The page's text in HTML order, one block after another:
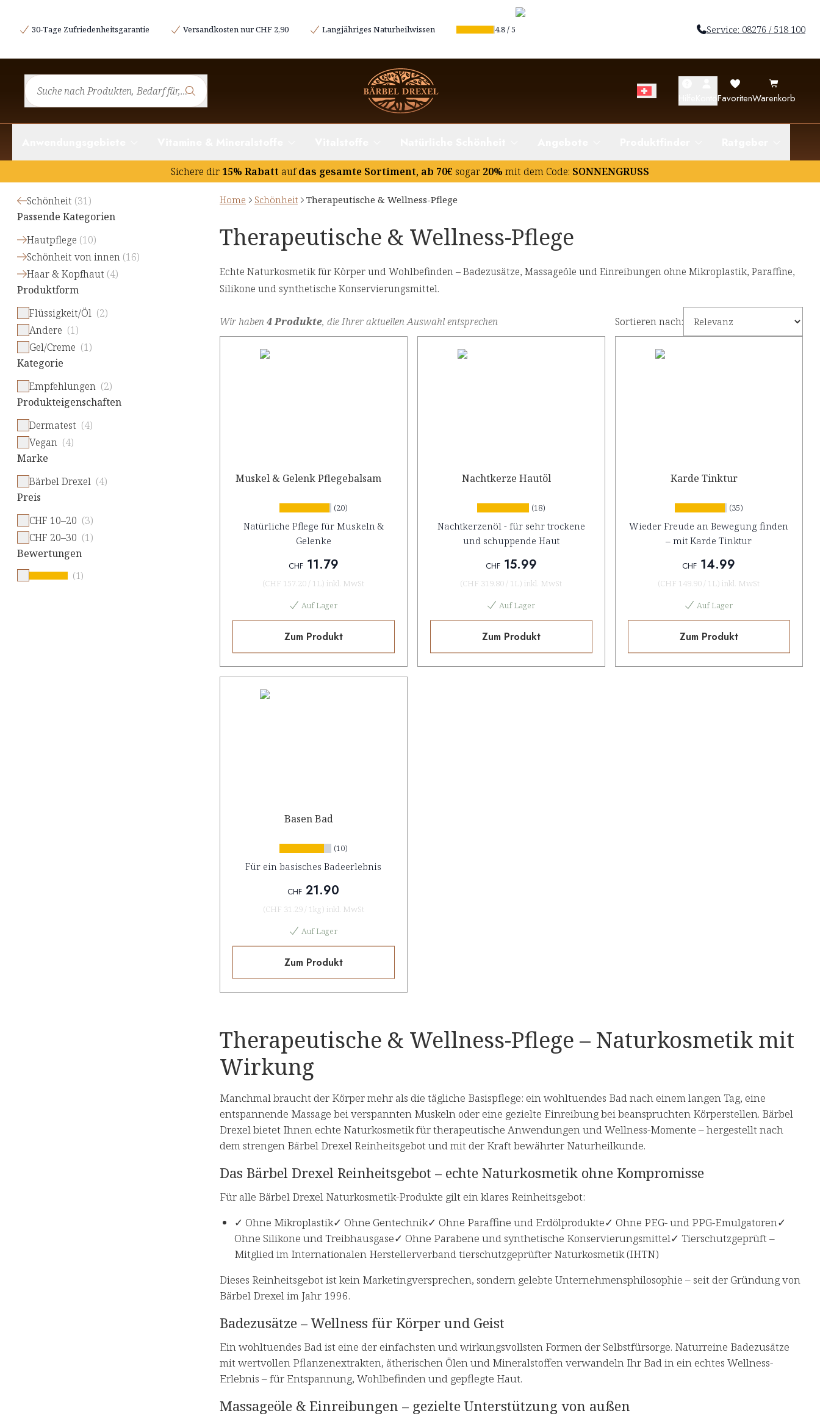
30-Tage Zufriedenheitsgarantie Versandkosten nur CHF 2,90 Langjähriges Naturheilwissen 4.8/5 Service: 08276 / 518 100
FavoritenWarenkorb
Sichere dir 15% Rabatt aufdas gesamte Sortiment, ab 70€ sogar 20% mit dem Code: SONNENGRUSS
Schönheit (31)
Passende Kategorien
Hautpflege (10)
Schönheit von innen (16)
Haar & Kopfhaut (4)
Produktform
Flüssigkeit/Öl (2)
Andere (1)
Gel/Creme (1)
Kategorie
Empfehlungen (2)
Produkteigenschaften
Dermatest (4)
Vegan (4)
Marke
Bärbel Drexel (4)
Preis
CHF 10–20 (3)
CHF 20–30 (1)
Bewertungen
(1)
Home Schönheit Therapeutische & Wellness-Pflege
Therapeutische & Wellness-Pflege
Echte Naturkosmetik für Körper und Wohlbefinden – Badezusätze, Massageöle und Einreibungen ohne Mikroplastik, Paraffine,
Silikone und synthetische Konservierungsmittel.
Wir haben4 Produkte, die Ihrer aktuellen Auswahl entsprechen Sortieren nach:
Muskel & Gelenk Pflegebalsam
(20)
Natürliche Pflege für Muskeln &
Gelenke
CHF11.79
(CHF 157.20 / 1L) inkl. MwSt
Auf Lager
Zum Produkt
Nachtkerze Hautöl
(18)
Nachtkerzenöl - für sehr trockene
und schuppende Haut
CHF15.99
(CHF 319.80 / 1L) inkl. MwSt
Auf Lager
Zum Produkt
Karde Tinktur
(35)
Wieder Freude an Bewegung finden
– mit Karde Tinktur
CHF 14.99
(CHF 149.90 / 1L) inkl. MwSt
Auf Lager
Zum Produkt
Basen Bad
(10)
Für ein basisches Badeerlebnis
CHF 21.90
(CHF 31.29 / 1kg) inkl. MwSt
Auf Lager
Zum Produkt
Therapeutische & Wellness-Pflege – Naturkosmetik mit
Wirkung
Manchmal braucht der Körper mehr als die tägliche Basispflege: ein wohltuendes Bad nach einem langen Tag, eine
entspannende Massage bei verspannten Muskeln oder eine gezielte Einreibung bei beanspruchten Körperstellen. Bärbel
Drexel bietet Ihnen echte Naturkosmetik für therapeutische Anwendungen und Wellness-Momente – hergestellt nach
dem strengen Bärbel Drexel Reinheitsgebot und mit der Kraft bewährter Naturheilkunde.
Das Bärbel Drexel Reinheitsgebot – echte Naturkosmetik ohne Kompromisse
Für alle Bärbel Drexel Naturkosmetik-Produkte gilt ein klares Reinheitsgebot:
✓ Ohne Mikroplastik✓ Ohne Gentechnik✓ Ohne Paraffine und Erdölprodukte✓ Ohne PEG- und PPG-Emulgatoren✓
Ohne Silikone und Treibhausgase✓ Ohne Parabene und synthetische Konservierungsmittel✓ Tierschutzgeprüft –
Mitglied im Internationalen Herstellerverband tierschutzgeprüfter Naturkosmetik (IHTN)
Dieses Reinheitsgebot ist kein Marketingversprechen, sondern gelebte Unternehmensphilosophie – seit der Gründung von
Bärbel Drexel im Jahr 1996.
Badezusätze – Wellness für Körper und Geist
Ein wohltuendes Bad ist eine der einfachsten und wirkungsvollsten Formen der Selbstfürsorge. Naturreine Badezusätze
mit wertvollen Pflanzenextrakten, ätherischen Ölen und Mineralstoffen verwandeln Ihr Bad in ein echtes Wellness-
Erlebnis – für Entspannung, Wohlbefinden und gepflegte Haut.
Massageöle & Einreibungen – gezielte Unterstützung von außen